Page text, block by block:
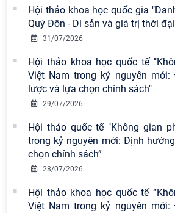
Hội thảo khoa học quốc gia
Quý Đôn - Di sản và giá trị thời
31/07/2026
Hội thảo khoa học quốc tế
Việt Nam trong kỷ nguyên mới:
lược và lựa chọn chính sách"
29/07/2026
Hội thảo quốc tế "Không gian
trong kỷ nguyên mới: Định
chọn chính sách”
28/07/2026
Hội thảo khoa học quốc tế
Việt Nam trong kỷ nguyên mới:
nền tảng tư tưởng của Đảng năm
2026
chuyên đề: Đẩy mạnh học tập, thực
hành tư tưởng, đạo đức, phương
pháp, phong cách Hồ Chí Minh trong
giai đoạn phát triển mới
Hội thảo khoa học quốc tế “Không
gian phát triển Việt Nam trong kỷ
nguyên mới: Định hướng chiến lược
và lựa chọn chính sách” sẽ diễn ra
Tọa đàm Giao lưu chuyên đề về